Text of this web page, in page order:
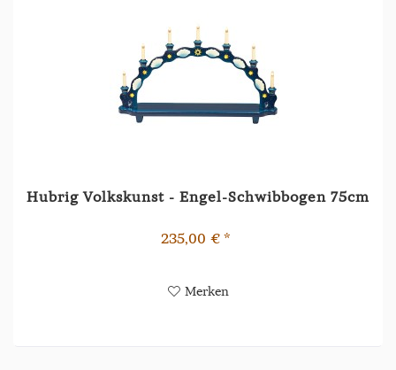
Hubrig Volkskunst - Engel-Schwibbogen 75cm
235,00 € *
Merken